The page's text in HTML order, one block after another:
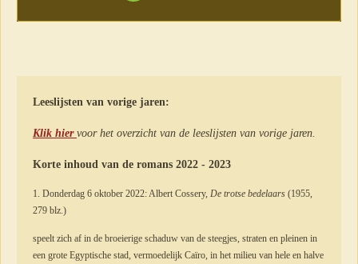
Leeslijsten van vorige jaren:
Klik hier voor het overzicht van de leeslijsten van vorige jaren.
Korte inhoud van de romans 2022 - 2023
1. Donderdag 6 oktober 2022: Albert Cossery, De trotse bedelaars (1955,
279 blz.)
speelt zich af in de broeierige schaduw van de steegjes, straten en pleinen in
een grote Egyptische stad, vermoedelijk Caïro, in het milieu van hele en halve